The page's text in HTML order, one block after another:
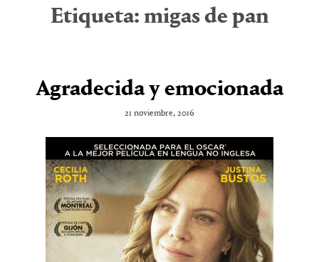
Etiqueta: migas de pan
Agradecida y emocionada
21 noviembre, 2016